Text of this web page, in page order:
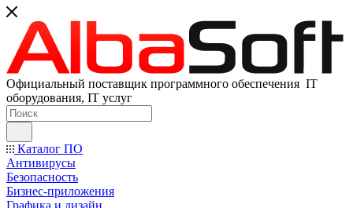
Официальный поставщик программного обеспечения IT
оборудования, IT услуг
Каталог ПО
Антивирусы
Безопасность
Бизнес-приложения
Графика и дизайн